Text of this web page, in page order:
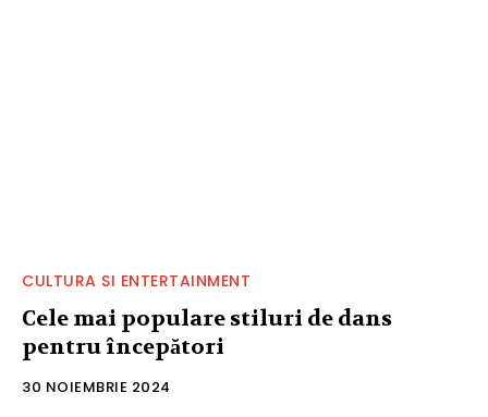
CULTURA SI ENTERTAINMENT
Cele mai populare stiluri de dans
pentru începători
30 NOIEMBRIE 2024